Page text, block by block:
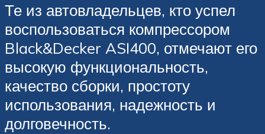
Те из автовладельцев, кто успел
воспользоваться компрессором
Black&Decker ASI400, отмечают его
высокую функциональность,
качество сборки, простоту
использования, надежность и
долговечность.